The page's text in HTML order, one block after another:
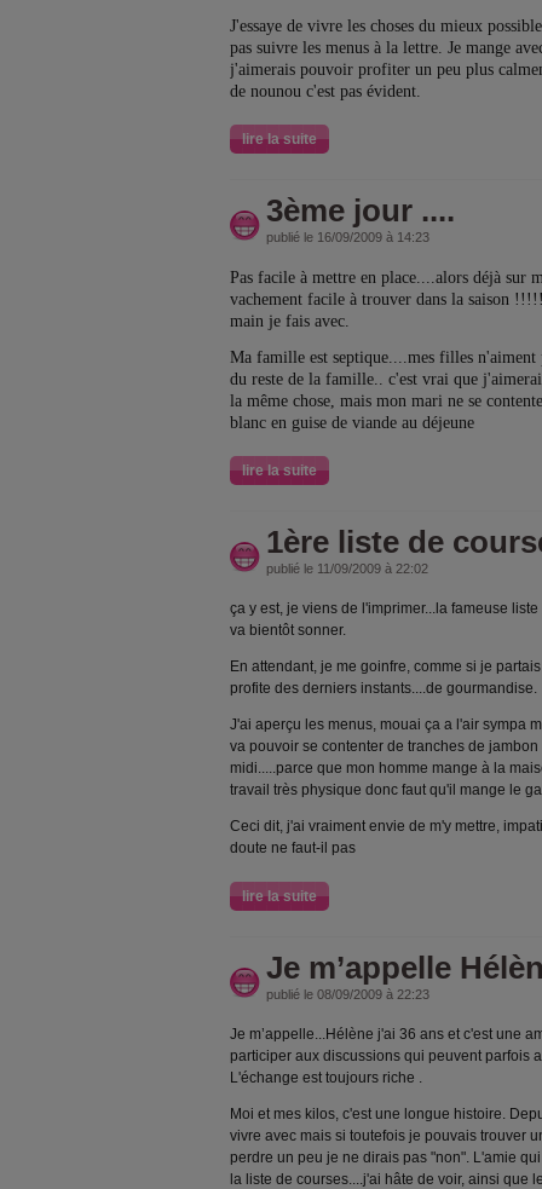
J'essaye de vivre les choses du mieux
pas suivre les menus à la lettre. Je mange
j'aimerais pouvoir profiter un peu plus
de nounou c'est pas évident.
lire la suite
3ème jour ....
publié le 16/09/2009 à 14:23
Pas facile à mettre en place....alors déjà sur
vachement facile à trouver dans la saison
main je fais avec.
Ma famille est septique....mes filles n'aiment
du reste de la famille.. c'est vrai que
la même chose, mais mon mari ne se
blanc en guise de viande au déjeune
lire la suite
1ère liste de
publié le 11/09/2009 à 22:02
ça y est, je viens de l'imprimer...la fameuse
va bientôt sonner.
En attendant, je me goinfre, comme si je
profite des derniers instants....de gourmandise.
J'ai aperçu les menus, mouai ça a l'air sympa
va pouvoir se contenter de tranches de
midi.....parce que mon homme mange à la
travail très physique donc faut qu'il mange le
Ceci dit, j'ai vraiment envie de m'y mettre,
doute ne faut-il pas
lire la suite
Je m’appelle
publié le 08/09/2009 à 22:23
Je m’appelle...Hélène j'ai 36 ans et c'est une
participer aux discussions qui peuvent parfois
L'échange est toujours riche .
Moi et mes kilos, c'est une longue histoire.
vivre avec mais si toutefois je pouvais trouver
perdre un peu je ne dirais pas "non". L'amie
la liste de courses....j'ai hâte de voir, ainsi que